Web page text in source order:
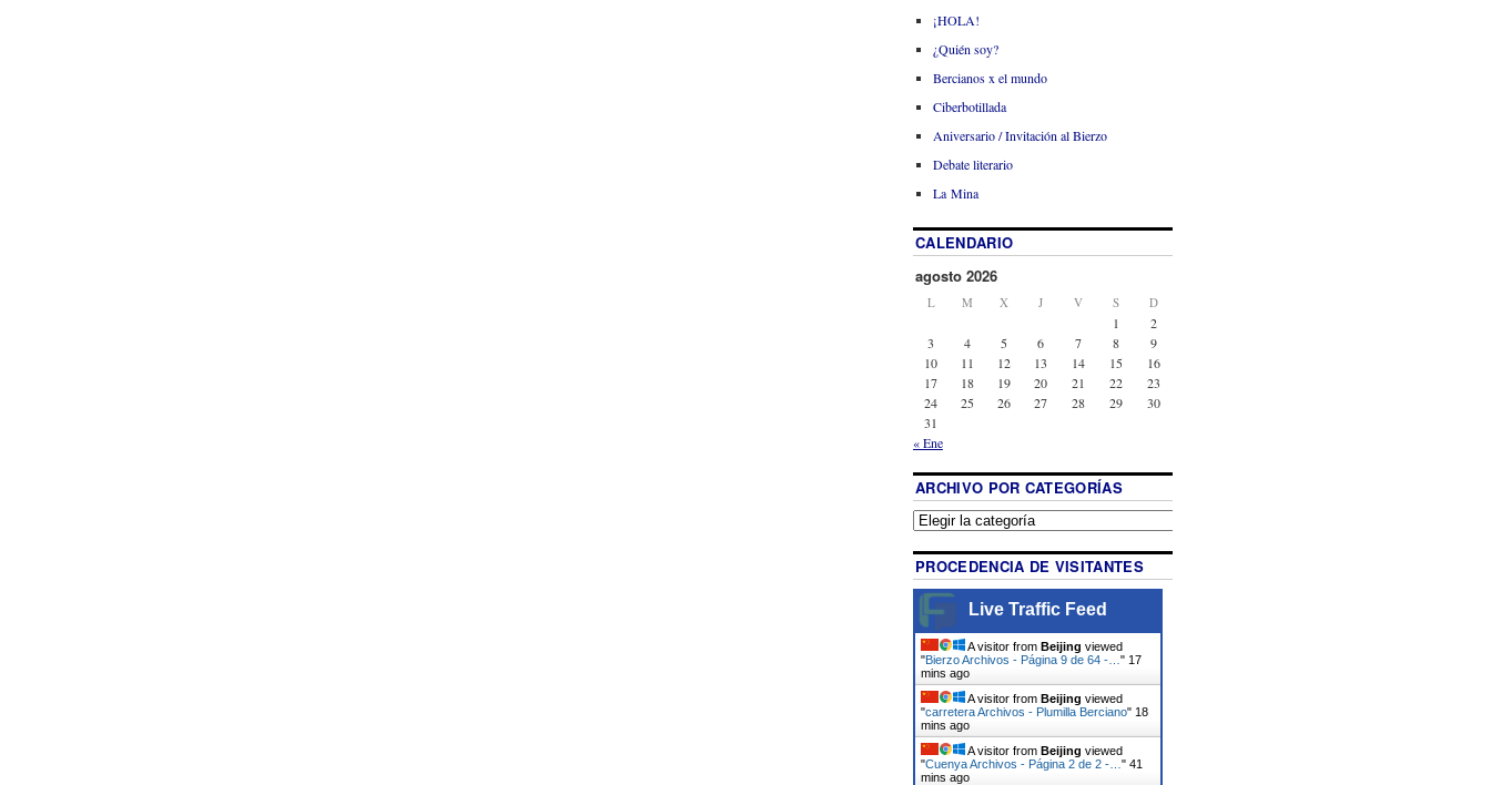
¡HOLA!
¿Quién soy?
Bercianos x el mundo
Ciberbotillada
Aniversario / Invitación al Bierzo
Debate literario
La Mina
CALENDARIO
agosto 2026
L M X J V S D
1
2
3
4 5 6 7 8
9
10
11 12 13 14 15
16
17
18 19 20 21 22
23
24
25 26 27 28 29
30
31
« Ene
ARCHIVO POR CATEGORÍAS
PROCEDENCIA DE VISITANTES
Live Traffic Feed
A visitor from Beijing viewed
"Bierzo Archivos - Página 9 de 64 -… " 17
mins ago
A visitor from Beijing viewed
"carretera Archivos - Plumilla Berciano" 18
mins ago
A visitor from Beijing viewed
"Cuenya Archivos - Página 2 de 2 -… " 41
mins ago